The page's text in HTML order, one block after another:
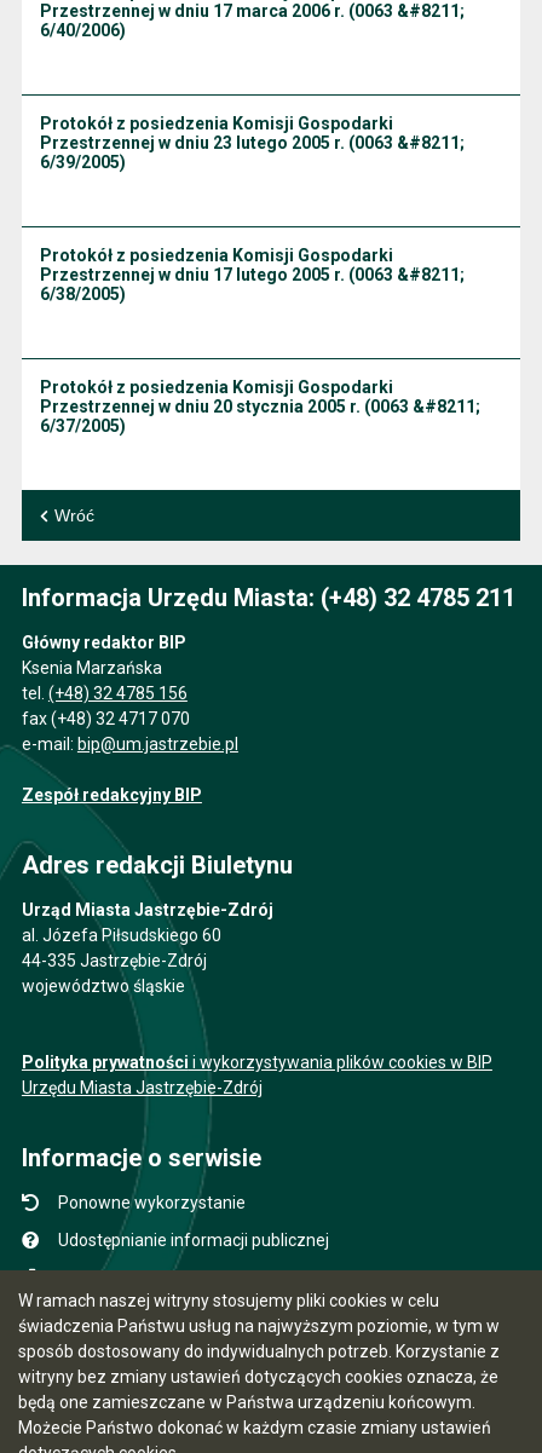
W ramach naszej witryny stosujemy pliki cookies w celu
świadczenia Państwu usług na najwyższym poziomie, w tym w
sposób dostosowany do indywidualnych potrzeb. Korzystanie z
witryny bez zmiany ustawień dotyczących cookies oznacza, że
będą one zamieszczane w Państwa urządzeniu końcowym.
Możecie Państwo dokonać w każdym czasie zmiany ustawień
Przestrzennej w dniu 17 marca 2006 r. (0063 &#8211;
6/40/2006)
Protokół z posiedzenia Komisji Gospodarki
Przestrzennej w dniu 23 lutego 2005 r. (0063 &#8211;
6/39/2005)
Protokół z posiedzenia Komisji Gospodarki
Przestrzennej w dniu 17 lutego 2005 r. (0063 &#8211;
6/38/2005)
Protokół z posiedzenia Komisji Gospodarki
Przestrzennej w dniu 20 stycznia 2005 r. (0063 &#8211;
6/37/2005)
Wróć
Informacja Urzędu Miasta: (+48) 32 4785 211
Główny redaktor BIP
Ksenia Marzańska
tel. (+48) 32 4785 156
fax (+48) 32 4717 070
e-mail: bip@um.jastrzebie.pl
Zespół redakcyjny BIP
Adres redakcji Biuletynu
Urząd Miasta Jastrzębie-Zdrój
al. Józefa Piłsudskiego 60
44-335 Jastrzębie-Zdrój
województwo śląskie
Polityka prywatności i wykorzystywania plików cookies w BIP
Urzędu Miasta Jastrzębie-Zdrój
Informacje o serwisie
Ponowne wykorzystanie
Udostępnianie informacji publicznej
Instrukcja obsługi
Statystyki oglądalności
Ostatnio dodane
Ostatnia aktualizacja BIP: 07.08.2026 12:31